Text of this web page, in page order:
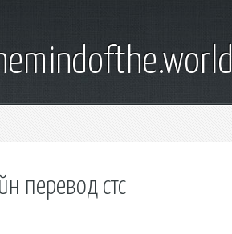
перевод стс